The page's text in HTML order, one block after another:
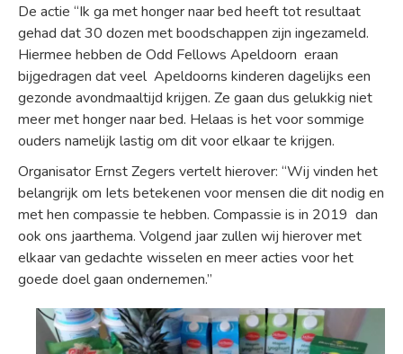
De actie “Ik ga met honger naar bed heeft tot resultaat
gehad dat 30 dozen met boodschappen zijn ingezameld.
Hiermee hebben de Odd Fellows Apeldoorn eraan
bijgedragen dat veel Apeldoorns kinderen dagelijks een
gezonde avondmaaltijd krijgen. Ze gaan dus gelukkig niet
meer met honger naar bed. Helaas is het voor sommige
ouders namelijk lastig om dit voor elkaar te krijgen.
Organisator Ernst Zegers vertelt hierover: “Wij vinden het
belangrijk om Iets betekenen voor mensen die dit nodig en
met hen compassie te hebben. Compassie is in 2019 dan
ook ons jaarthema. Volgend jaar zullen wij hierover met
elkaar van gedachte wisselen en meer acties voor het
goede doel gaan ondernemen.”